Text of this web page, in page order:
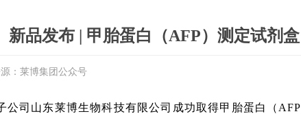
新品发布 | 甲胎蛋白（AFP）测定试剂
：莱博集团公众号
公司山东莱博生物科技有限公司成功取得甲胎蛋白（